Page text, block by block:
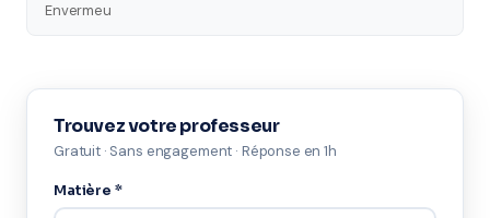
Envermeu
Trouvez votre professeur
Gratuit · Sans engagement · Réponse en 1h
Matière *